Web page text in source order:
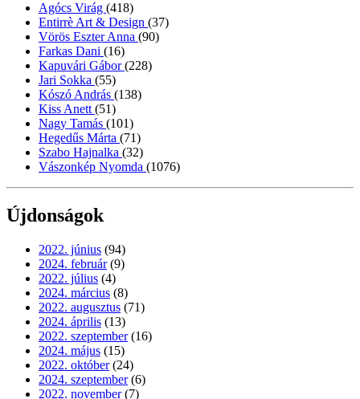
Agócs Virág (418)
Entirrè Art & Design (37)
Vörös Eszter Anna (90)
Farkas Dani (16)
Kapuvári Gábor(228)
Jari Sokka (55)
Kószó András (138)
Kiss Anett (51)
Nagy Tamás (101)
Hegedűs Márta (71)
Szabo Hajnalka (32)
Vászonkép Nyomda (1076)
Újdonságok
2022. június (94)
2024. február (9)
2022. július (4)
2024. március (8)
2022. augusztus (71)
2024. április (13)
2022. szeptember (16)
2024. május (15)
2022. október (24)
2024. szeptember (6)
2022. november (7)